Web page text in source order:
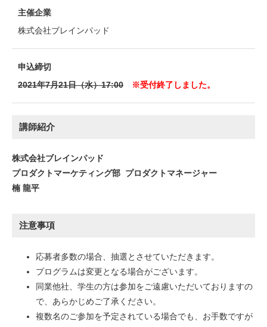
主催企業
株式会社ブレインパッド
申込締切
2021年7月21日（水）17:00
※受付終了しました。
講師紹介
株式会社ブレインパッド
プロダクトマーケティング部 プロダクトマネージャー
楠 龍平
注意事項
応募者多数の場合、抽選とさせていただきます。
プログラムは変更となる場合がございます。
同業他社、学生の方は参加をご遠慮いただいておりますの
で、あらかじめご了承ください。
複数名のご参加を予定されている場合でも、お手数ですが